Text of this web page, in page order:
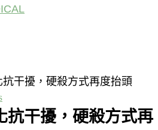
干擾，硬殺方式再度抬頭
抗干擾，硬殺方式再